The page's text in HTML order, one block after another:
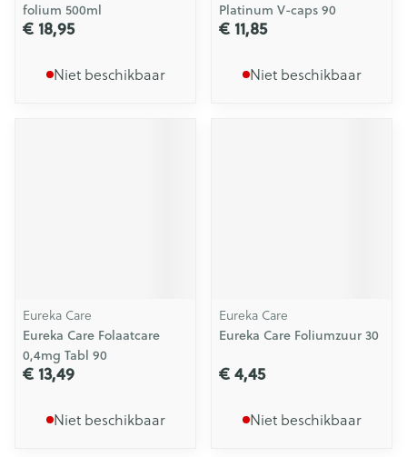
folium 500ml
€ 18,95
Niet beschikbaar
Platinum V-caps 90
€ 11,85
Niet beschikbaar
Eureka Care
Eureka Care Folaatcare
0,4mg Tabl 90
€ 13,49
Niet beschikbaar
Eureka Care
Eureka Care Foliumzuur 30
€ 4,45
Niet beschikbaar